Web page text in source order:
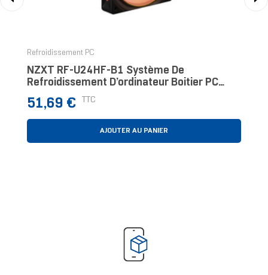
Refroidissement PC
NZXT RF-U24HF-B1 Système De
Refroidissement D’ordinateur Boitier PC
Ventilateur Noir
Prix
51,69 € TTC
AJOUTER AU PANIER